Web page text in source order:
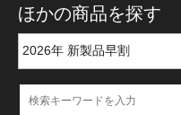
ほかの商品を探す